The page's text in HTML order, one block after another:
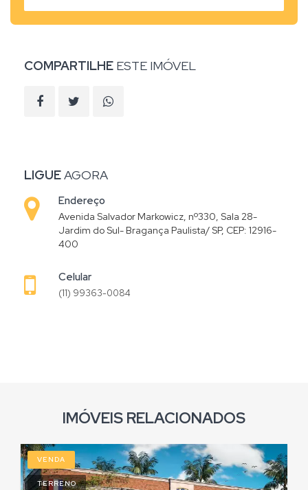
COMPARTILHE ESTE IMÓVEL
LIGUEAGORA
Endereço
Avenida Salvador Markowicz, nº330, Sala 28-
Jardim do Sul- Bragança Paulista/ SP, CEP: 12916-
400
Celular
(11) 99363-0084
IMÓVEIS RELACIONADOS
VENDA
TERRENO